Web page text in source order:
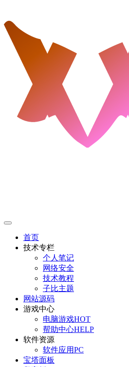
首页
技术专栏
个人笔记
网络安全
技术教程
子比主题
网站源码
游戏中心
电脑游戏HOT
帮助中心HELP
软件资源
软件应用PC
宝塔面板